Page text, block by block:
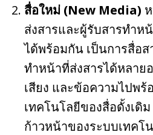
สื่อใหม่ (New Media)
ส่งสารและผู้รับสารทำห
ได้พร้อมกัน เป็นการสื่อส
ทำหน้าที่ส่งสารได้หลาย
เสียง และข้อความไปพร้
เทคโนโลยีของสื่อดั้งเดิ
ก้าวหน้าของระบบเทคโ